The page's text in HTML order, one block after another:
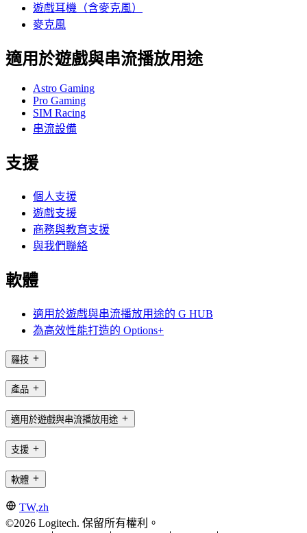
遊戲耳機（含麥克風）
麥克風
適用於遊戲與串流播放用途
Astro Gaming
Pro Gaming
SIM Racing
串流設備
支援
個人支援
遊戲支援
商務與教育支援
與我們聯絡
軟體
適用於遊戲與串流播放用途的 G HUB
為高效性能打造的 Options+
羅技
產品
適用於遊戲與串流播放用途
支援
軟體
TW,zh
©2026 Logitech. 保留所有權利。